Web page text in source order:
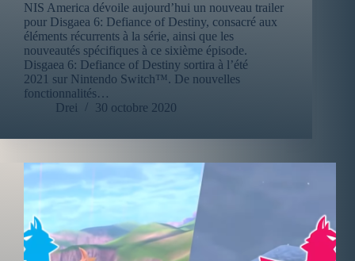
NIS America dévoile aujourd’hui un nouveau trailer
pour Disgaea 6: Defiance of Destiny, consacré aux
éléments récurrents à la série, ainsi que les
nouveautés spécifiques à ce sixième épisode.
Disgaea 6: Defiance of Destiny sortira à l’été
2021 sur Nintendo Switch™. De nouvelles
fonctionnalités…
Drei
30 octobre 2020